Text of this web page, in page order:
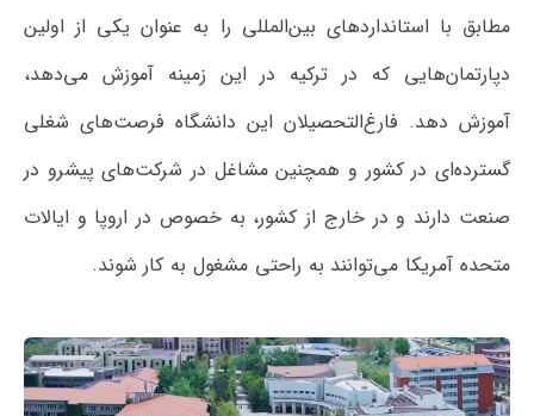
مطابق با استانداردهای بین‌المللی را به عنوان یکی از اولین
دپارتمان‌هایی که در ترکیه در این زمینه آموزش می‌دهد،
آموزش دهد. فارغ‌التحصیلان این دانشگاه فرصت‌های شغلی
گسترده‌ای در کشور و همچنین مشاغل در شرکت‌های پیشرو در
صنعت دارند و در خارج از کشور، به خصوص در اروپا و ایالات
متحده آمریکا می‌توانند به راحتی مشغول به کار شوند.